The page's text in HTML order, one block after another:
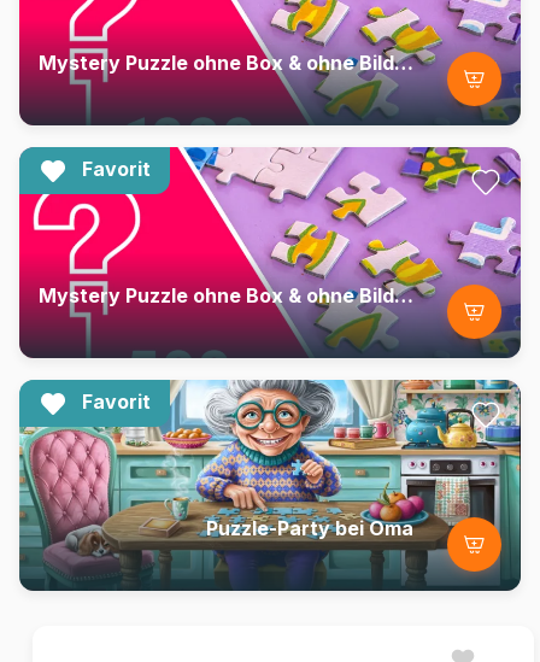
Mystery Puzzle ohne Box & ohne Bild - Beutel mit 1000 Teilen
Favorit
Mystery Puzzle ohne Box & ohne Bild - Beutel mit 500 Teilen
Favorit
Puzzle-Party bei Oma